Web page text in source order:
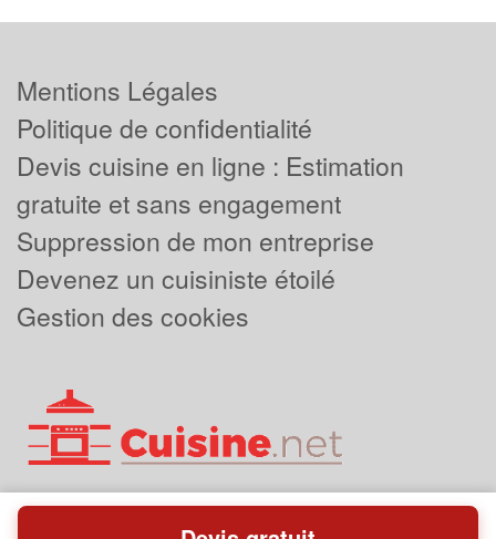
Mentions Légales
Politique de confidentialité
Devis cuisine en ligne : Estimation
gratuite et sans engagement
Suppression de mon entreprise
Devenez un cuisiniste étoilé
Gestion des cookies